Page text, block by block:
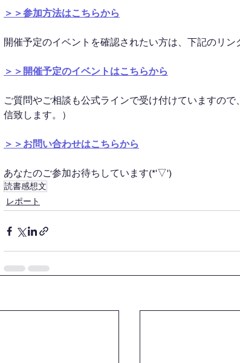
＞＞参加方法はこちらから
開催予定のイベントを確認されたい方は、下記のリン
＞＞開催予定のイベントはこちらから
ご質問やご相談も公式ラインで受け付けていますの
信致します。）
＞＞お問い合わせはこちらから
あなたのご参加お待ちしています(*'▽')
読書感想文
レポート